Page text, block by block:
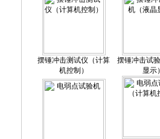
摆锤冲击测试仪（计算
机控制）
摆锤冲击试
显示